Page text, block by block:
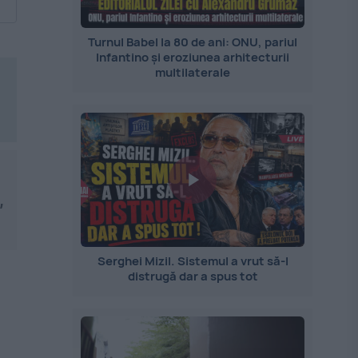
Turnul Babel la 80 de ani: ONU, pariul
Infantino și eroziunea arhitecturii
multilaterale
Serghei Mizil. Sistemul a vrut să-l
distrugă dar a spus tot